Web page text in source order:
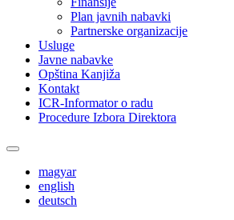
Plan javnih nabavki
Partnerske organizacije
Usluge
Javne nabavke
Opština Kanjiža
Kontakt
ICR-Informator o radu
Procedure Izbora Direktora
magyar
english
deutsch